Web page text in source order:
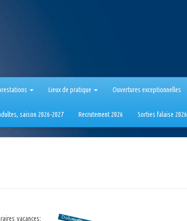
Lieux de pratique Ouvertures exceptionnelles
saison 2026-2027 Recrutement 2026 Sorties falaise 2026
vacances;